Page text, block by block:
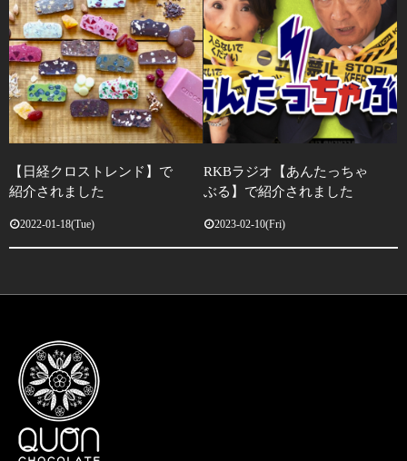
【日経クロストレンド】で
紹介されました
2022-01-18(Tue)
RKBラジオ【あんたっちゃ
ぶる】で紹介されました
2023-02-10(Fri)